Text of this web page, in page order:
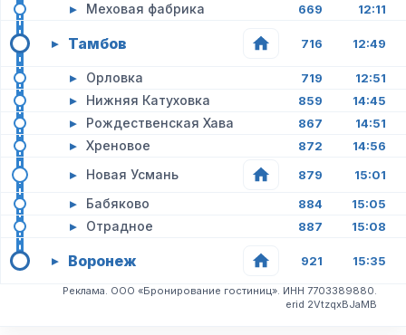
▸ Меховая фабрика 669 12:11
▸ Тамбов 716 12:49
▸ Орловка 719 12:51
▸ Нижняя Катуховка 859 14:45
▸ Рождественская Хава 867 14:51
▸ Хреновое 872 14:56
▸ Новая Усмань 879 15:01
▸ Бабяково 884 15:05
▸ Отрадное 887 15:08
▸ Воронеж 921 15:35
Реклама. ООО «Бронирование гостиниц». ИНН 7703389880.
erid 2VtzqxBJaMB